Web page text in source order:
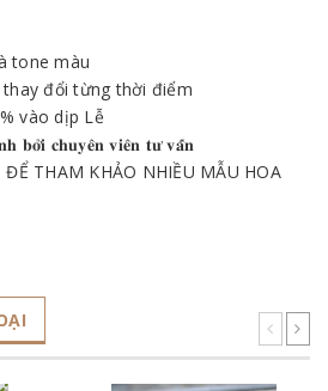
tone màu
đổi từng thời điểm
vào dịp Lễ
𝐛𝐨̛̉𝐢 𝐜𝐡𝐮𝐲𝐞̂𝐧 𝐯𝐢𝐞̂𝐧 𝐭𝐮̛ 𝐯𝐚̂́𝐧
ĐỂ THAM KHẢO NHIỀU MẪU HOA